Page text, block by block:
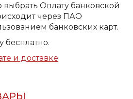
выбрать Оплату банковской
через ПАО
банковских карт.
бесплатно.
и доставке